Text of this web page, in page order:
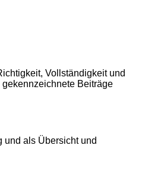
Vollständigkeit und
Beiträge
und als Übersicht und